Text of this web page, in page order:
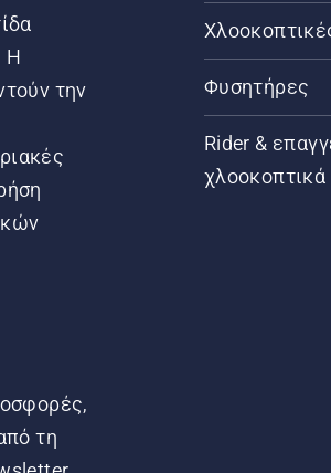
Η
την
τη
Φυσητήρες
Rider &